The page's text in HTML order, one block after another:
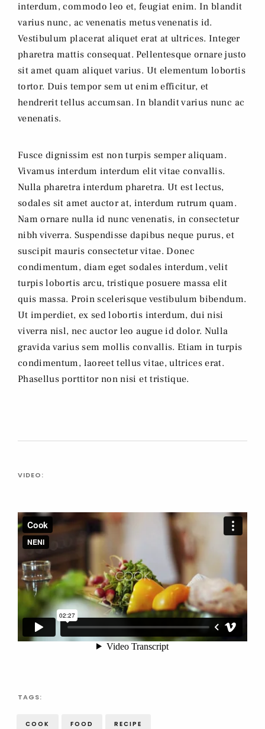
interdum, commodo leo et, feugiat enim. In blandit
varius nunc, ac venenatis metus venenatis id.
Vestibulum placerat aliquet erat at ultrices. Integer
pharetra mattis consequat. Pellentesque ornare justo
sit amet quam aliquet varius. Ut elementum lobortis
tortor. Duis tempor sem ut enim efficitur, et
hendrerit tellus accumsan. In blandit varius nunc ac
venenatis.
Fusce dignissim est non turpis semper aliquam.
Vivamus interdum interdum elit vitae convallis.
Nulla pharetra interdum pharetra. Ut est lectus,
sodales sit amet auctor at, interdum rutrum quam.
Nam ornare nulla id nunc venenatis, in consectetur
nibh viverra. Suspendisse dapibus neque purus, et
suscipit mauris consectetur vitae. Donec
condimentum, diam eget sodales interdum, velit
turpis lobortis arcu, tristique posuere massa elit
quis massa. Proin scelerisque vestibulum bibendum.
Ut imperdiet, ex sed lobortis interdum, dui nisi
viverra nisl, nec auctor leo augue id dolor. Nulla
gravida varius sem mollis convallis. Etiam in turpis
condimentum, laoreet tellus vitae, ultrices erat.
Phasellus porttitor non nisi et tristique.
VIDEO:
TAGS:
COOK FOOD RECIPE